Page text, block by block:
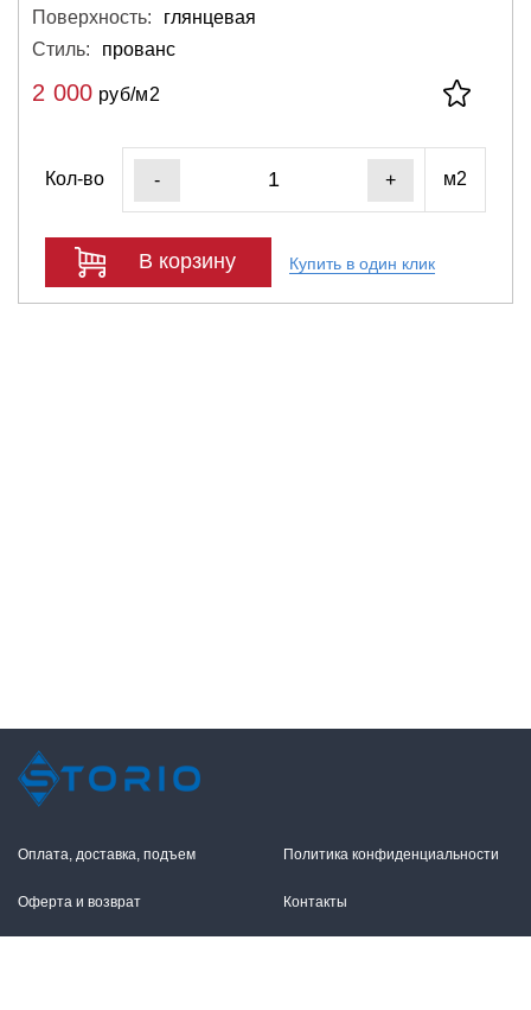
Поверхность:
глянцевая
Стиль:
прованс
2 000 руб/м2
Кол-во - + м2
В корзину Купить в один клик
Оплата, доставка, подъем
Оферта и возврат
Политика конфиденциальности
Контакты